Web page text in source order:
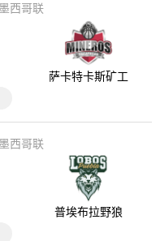
墨西哥联
萨卡特卡斯矿工
墨西哥联
普埃布拉野狼